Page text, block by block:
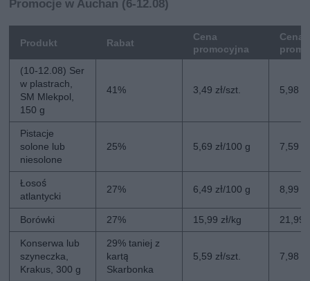
Promocje w Auchan (6-12.08)
Produkt Rabat
Cena
promocyjna
Cena
(10-12.08) Ser
w plastrach,
SM Mlekpol,
150 g
41% 3,49 zł/szt. 5,98
Pistacje
solone lub
niesolone
25% 5,69 zł/100 g 7,59
Łosoś
atlantycki
27% 6,49 zł/100 g 8,99
Borówki 27% 15,99 zł/kg 21,99
Konserwa lub
szyneczka,
Krakus, 300 g
29% taniej z
kartą
Skarbonka
5,59 zł/szt. 7,98